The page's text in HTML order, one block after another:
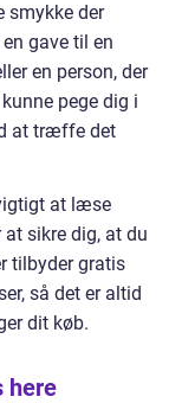
smykke der
gave til en
en person, der
pege dig i
at træffe det
at læse
sikre dig, at du
tilbyder gratis
så det er altid
dit køb.
here